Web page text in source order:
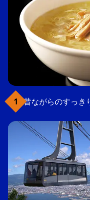
昔ながらのすっき